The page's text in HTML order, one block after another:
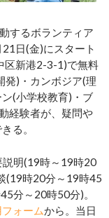
するボランティア
21日(金)にスタート
区新港2-3-1)で無料
発)・カンボジア(理
(小学校教育)・ブ
経験者が、疑問や
る。
明(19時～19時20
(19時20分～19時45
分～20時50分)。
ォームから。当日